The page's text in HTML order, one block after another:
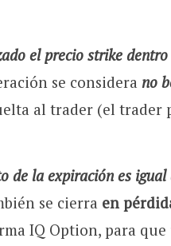
el precio strike
se considera no
al trader (el trader
de la expiración es
se cierra en
IQ Option, para que